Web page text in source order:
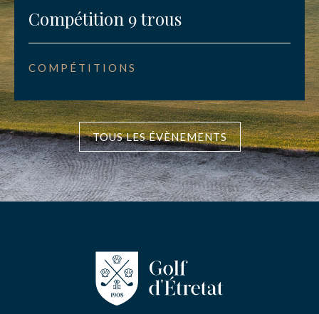
Compétition 9 trous
COMPÉTITIONS
TOUS LES ÉVÈNEMENTS